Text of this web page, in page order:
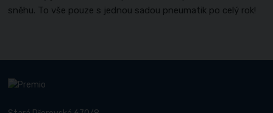
sněhu. To vše pouze s jednou sadou pneumatik po celý rok!